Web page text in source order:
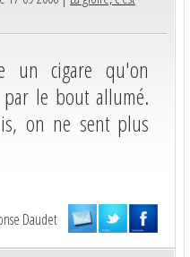
un cigare qu'on
le bout allumé.
on ne sent plus
Daudet